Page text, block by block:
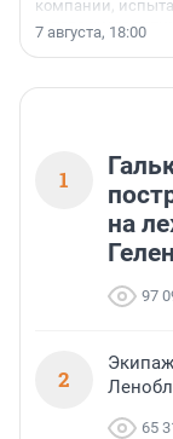
компании,
осторожного
7 августа, 18:00
1
на
97
2
65